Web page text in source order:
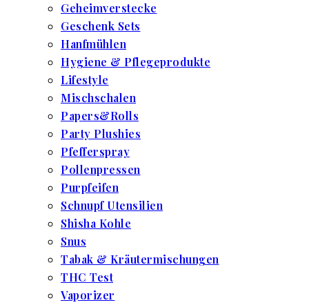
Geheimverstecke
Geschenk Sets
Hanfmühlen
Hygiene & Pflegeprodukte
Lifestyle
Mischschalen
Papers&Rolls
Party Plushies
Pfefferspray
Pollenpressen
Purpfeifen
Schnupf Utensilien
Shisha Kohle
Snus
Tabak & Kräutermischungen
THC Test
Vaporizer